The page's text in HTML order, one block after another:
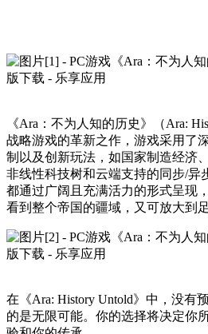
《Ara：不为人知的历史》（Ara:
战略游戏的革新之作，游戏采用了
制以及创新玩法，如国家制造经济
非线性科技树和云端支持的同步/异
都通过广阔且充满活力的形式呈现
看到整个帝国的疆域，又可放大到
在《Ara: History Untold》中，没有
的是无限可能。你的选择将决定你